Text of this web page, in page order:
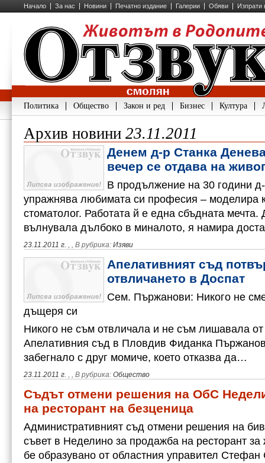
Начало За нас Новини Печатно издание Галерии Обяви Изпрати
Политика Общество Закон и ред Бизнес Култура
Архив новини 23.11.2011
Денем д-р Станка
вечер се отдава на
В продължение на 30 години
упражнява любимата си професия – моделира
стоматолог. Работата й е една сбъдната мечта.
вълнувала дълбоко в миналото, я намира
23.11.2011 г. , , В рубрика: Изяви
Апелативният съд
отвличането в Доспат
Сем. Пържанови: Никого не
дъщеря си
Никого не съм отвличала и не съм лишавала
Апелативния съд в Пловдив Фиданка
забегнало с друг момиче, което отказва да…
23.11.2011 г. , , В рубрика: Общество
Съдът отмени решения на ОбС
на ресторант на безценица
Административният съд отмени решения на
съвет в Неделино за продажба на ресторант за
бе образувано от областния управител Стефан